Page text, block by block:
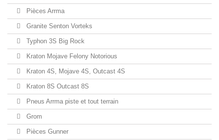
Pièces Arrma
Granite Senton Vorteks
Typhon 3S Big Rock
Kraton Mojave Felony Notorious
Kraton 4S, Mojave 4S, Outcast 4S
Kraton 8S Outcast 8S
Pneus Arrma piste et tout terrain
Grom
Pièces Gunner